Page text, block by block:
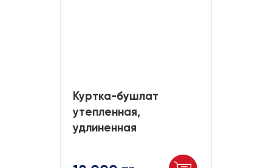
Куртка-бушлат
утепленная,
удлиненная